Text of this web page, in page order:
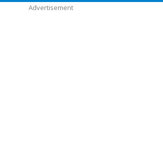
Advertisement